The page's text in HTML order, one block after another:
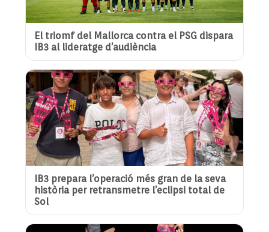
El triomf del Mallorca contra el PSG dispara
IB3 al lideratge d’audiència
IB3 prepara l’operació més gran de la seva
història per retransmetre l’eclipsi total de
Sol